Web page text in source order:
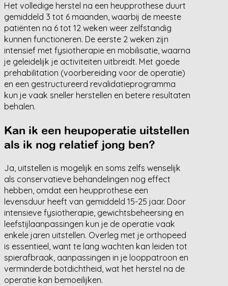
Het volledige herstel na een heupprothese duurt
gemiddeld 3 tot 6 maanden, waarbij de meeste
patiënten na 6 tot 12 weken weer zelfstandig
kunnen functioneren. De eerste 2 weken zijn
intensief met fysiotherapie en mobilisatie, waarna
je geleidelijk je activiteiten uitbreidt. Met goede
prehabilitation (voorbereiding voor de operatie)
en een gestructureerd revalidatieprogramma
kun je vaak sneller herstellen en betere resultaten
behalen.
Kan ik een heupoperatie uitstellen
als ik nog relatief jong ben?
Ja, uitstellen is mogelijk en soms zelfs wenselijk
als conservatieve behandelingen nog effect
hebben, omdat een heupprothese een
levensduur heeft van gemiddeld 15-25 jaar. Door
intensieve fysiotherapie, gewichtsbeheersing en
leefstijlaanpassingen kun je de operatie vaak
enkele jaren uitstellen. Overleg met je orthopeed
is essentieel, want te lang wachten kan leiden tot
spierafbraak, aanpassingen in je looppatroon en
verminderde botdichtheid, wat het herstel na de
operatie kan bemoeilijken.